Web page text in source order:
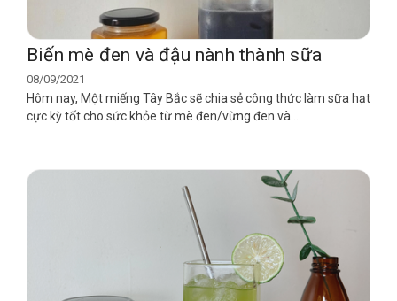
Biến mè đen và đậu nành thành sữa
08/09/2021
Hôm nay, Một miếng Tây Bắc sẽ chia sẻ công thức làm sữa hạt
cực kỳ tốt cho sức khỏe từ mè đen/vừng đen và...